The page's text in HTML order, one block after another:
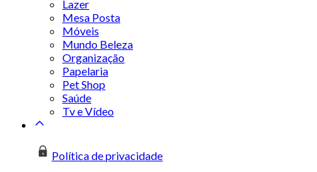
Lazer
Mesa Posta
Móveis
Mundo Beleza
Organização
Papelaria
Pet Shop
Saúde
Tv e Vídeo
Política de privacidade